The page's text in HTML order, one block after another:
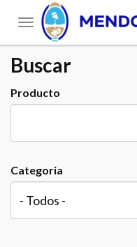
Toggle
navigation
Buscar
Producto
Categoria